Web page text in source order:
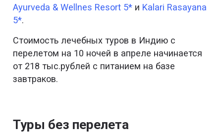
Ayurveda & Wellnes Resort 5* и Kalari Rasayana
5*.
Стоимость лечебных туров в Индию с
перелетом на 10 ночей в апреле начинается
от 218 тыс.рублей с питанием на базе
завтраков.
Туры без перелета